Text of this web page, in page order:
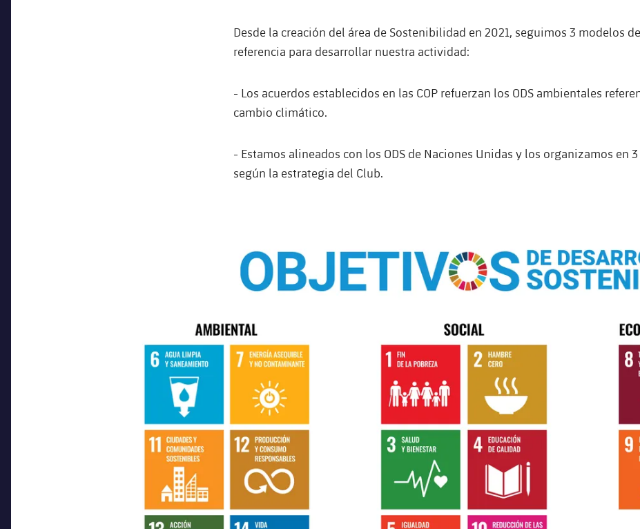
Desde la creación del área de Sostenibilidad en 2021, seguimos 3 modelos de
referencia para desarrollar nuestra actividad:
- Los acuerdos establecidos en las COP refuerzan los ODS ambientales
cambio climático.
- Estamos alineados con los ODS de Naciones Unidas y los organizamos en
según la estrategia del Club.